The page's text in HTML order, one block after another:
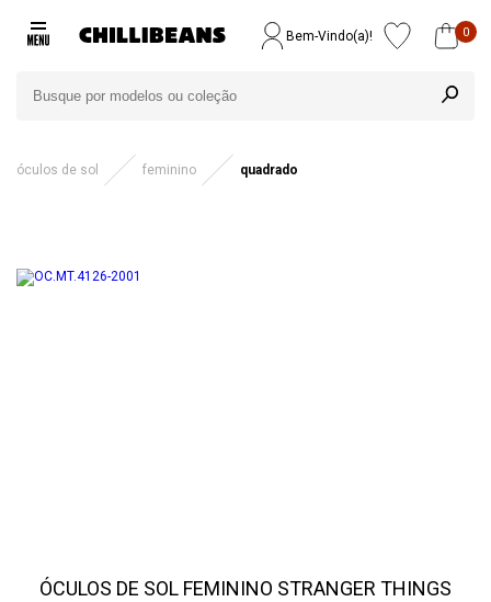
Bem-Vindo(a)! 0
óculos de sol feminino quadrado
ÓCULOS DE SOL FEMININO STRANGER THINGS